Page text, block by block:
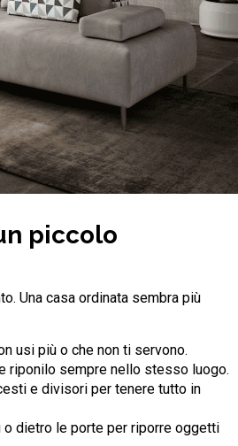
piccolo
Una casa ordinata sembra più
usi più o che non ti servono.
riponilo sempre nello stesso luogo.
e divisori per tenere tutto in
dietro le porte per riporre oggetti